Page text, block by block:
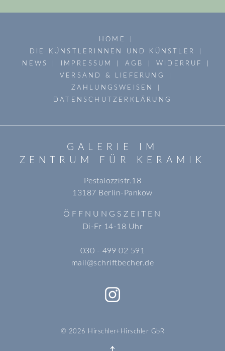
HOME
DIE KÜNSTLERINNEN UND KÜNSTLER
NEWS
IMPRESSUM AGB
WIDERRUF
VERSAND & LIEFERUNG
ZAHLUNGSWEISEN
DATENSCHUTZERKLÄRUNG
GALERIE IM
ZENTRUM FÜR KERAMIK
Pestalozzistr.18
13187 Berlin-Pankow
ÖFFNUNGSZEITEN
Di-Fr 14-18 Uhr
030 - 499 02 591
mail@schriftbecher.de
© 2026 Hirschler+Hirschler GbR